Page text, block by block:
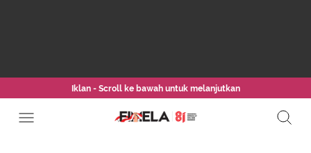
Iklan - Scroll ke bawah untuk melanjutkan